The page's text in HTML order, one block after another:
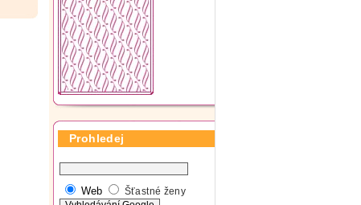
Prohledej
Web Šťastné ženy